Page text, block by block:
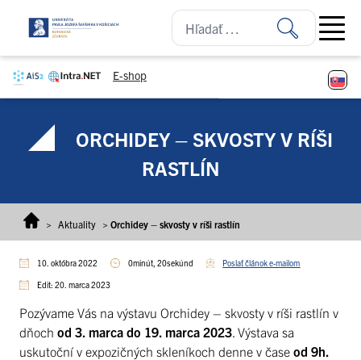
E-shop
Open
ORCHIDEY – SKVOSTY V RÍŠI
RASTLÍN
> Aktuality > Orchidey – skvosty v ríši rastlín
10. októbra 2022 0minút, 20sekúnd Poslať článok e-mailom
Edit: 20. marca 2023
Pozývame Vás na výstavu Orchidey – skvosty v ríši rastlín v
dňoch od 3. marca do 19. marca 2023 . Výstava sa
uskutoční v expozičných skleníkoch denne v čase od 9h.